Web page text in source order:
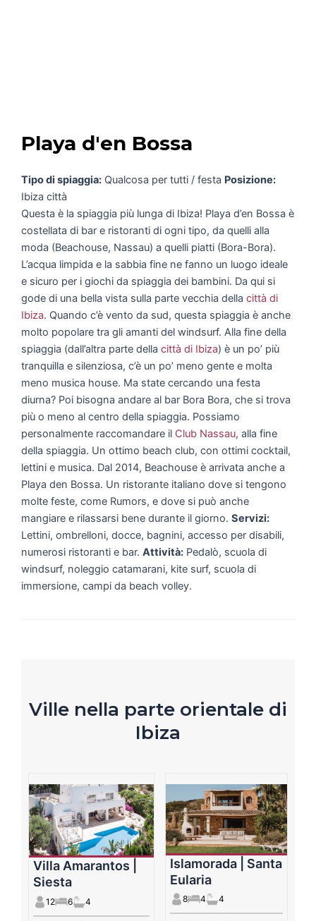
Playa d'en Bossa
Tipo di spiaggia: Qualcosa per tutti / festa Posizione:
Ibiza città
Questa è la spiaggia più lunga di Ibiza! Playa d’en Bossa è
costellata di bar e ristoranti di ogni tipo, da quelli alla
moda (Beachouse, Nassau) a quelli piatti (Bora-Bora).
L’acqua limpida e la sabbia fine ne fanno un luogo ideale
e sicuro per i giochi da spiaggia dei bambini. Da qui si
gode di una bella vista sulla parte vecchia della città di
Ibiza. Quando c’è vento da sud, questa spiaggia è anche
molto popolare tra gli amanti del windsurf. Alla fine della
spiaggia (dall’altra parte della città di Ibiza) è un po’ più
tranquilla e silenziosa, c’è un po’ meno gente e molta
meno musica house. Ma state cercando una festa
diurna? Poi bisogna andare al bar Bora Bora, che si trova
più o meno al centro della spiaggia. Possiamo
personalmente raccomandare il Club Nassau, alla fine
della spiaggia. Un ottimo beach club, con ottimi cocktail,
lettini e musica. Dal 2014, Beachouse è arrivata anche a
Playa den Bossa. Un ristorante italiano dove si tengono
molte feste, come Rumors, e dove si può anche
mangiare e rilassarsi bene durante il giorno. Servizi:
Lettini, ombrelloni, docce, bagnini, accesso per disabili,
numerosi ristoranti e bar. Attività: Pedalò, scuola di
windsurf, noleggio catamarani, kite surf, scuola di
immersione, campi da beach volley.
Ville nella parte orientale di
Ibiza
Villa Amarantos |
Siesta
12 6 4
Islamorada | Santa
Eularia
8 4 4